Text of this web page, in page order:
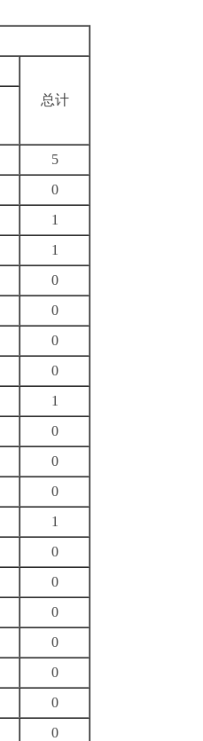
总计
5
0
1
1
0
0
0
0
1
0
0
0
1
0
0
0
0
0
0
0